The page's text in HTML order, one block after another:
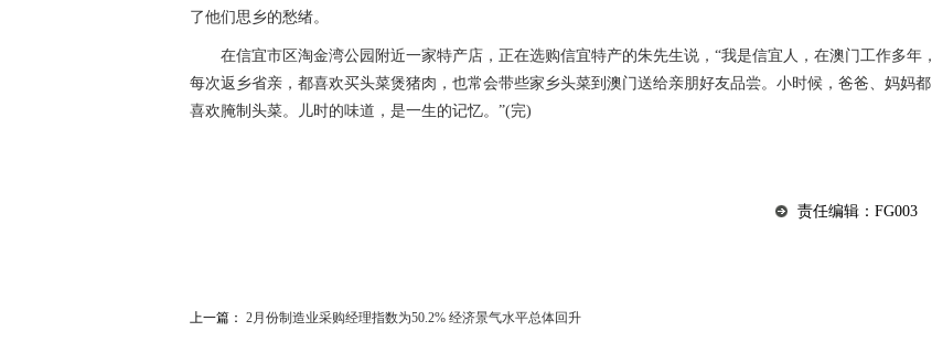
了他们思乡的愁绪。
在信宜市区淘金湾公园附近一家特产店，正在选购信宜特产的朱先生说，“我是信宜人，在澳门工作多年，
每次返乡省亲，都喜欢买头菜煲猪肉，也常会带些家乡头菜到澳门送给亲朋好友品尝。小时候，爸爸、妈妈都
喜欢腌制头菜。儿时的味道，是一生的记忆。”(完)
责任编辑：FG003
上一篇： 2月份制造业采购经理指数为50.2% 经济景气水平总体回升